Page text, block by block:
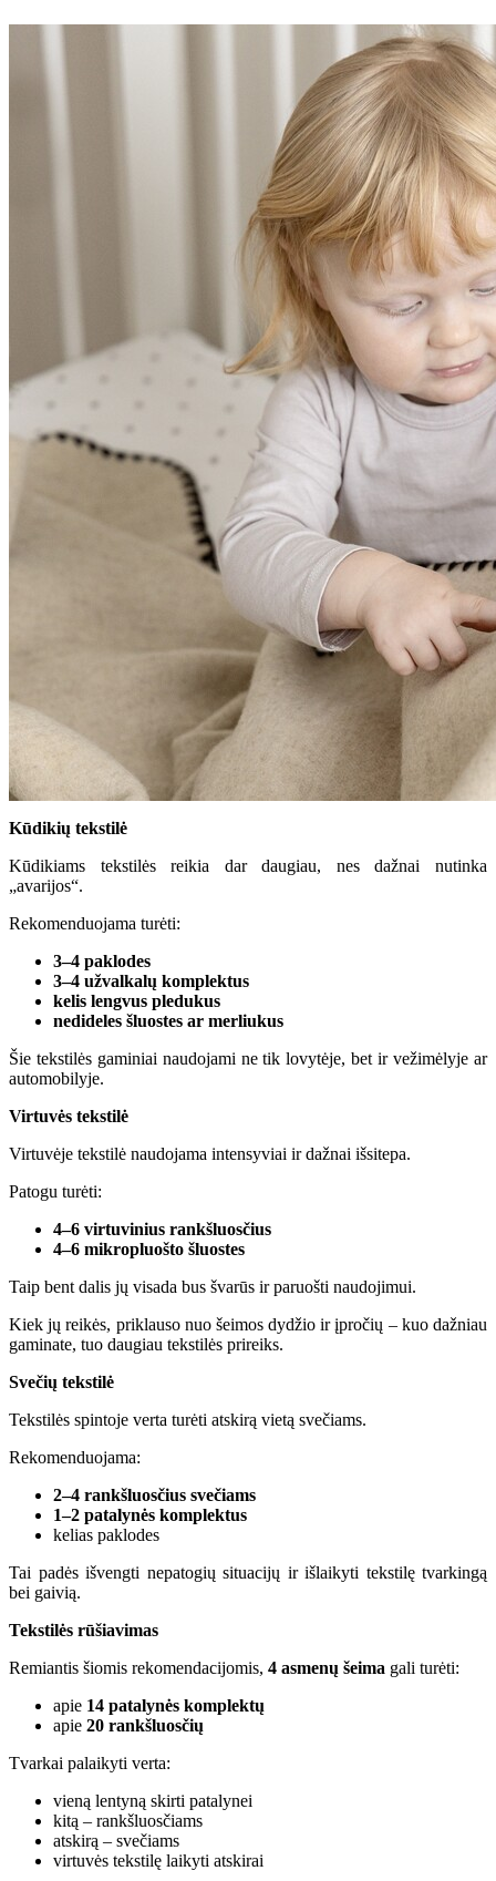
Kūdikių tekstilė
Kūdikiams tekstilės reikia dar daugiau, nes dažnai nutinka
„avarijos“.
Rekomenduojama turėti:
3–4 paklodes
3–4 užvalkalų komplektus
kelis lengvus pledukus
nedideles šluostes ar merliukus
Šie tekstilės gaminiai naudojami ne tik lovytėje, bet ir vežimėlyje ar
automobilyje.
Virtuvės tekstilė
Virtuvėje tekstilė naudojama intensyviai ir dažnai išsitepa.
Patogu turėti:
4–6 virtuvinius rankšluosčius
4–6 mikropluošto šluostes
Taip bent dalis jų visada bus švarūs ir paruošti naudojimui.
Kiek jų reikės, priklauso nuo šeimos dydžio ir įpročių – kuo dažniau
gaminate, tuo daugiau tekstilės prireiks.
Svečių tekstilė
Tekstilės spintoje verta turėti atskirą vietą svečiams.
Rekomenduojama:
2–4 rankšluosčius svečiams
1–2 patalynės komplektus
kelias paklodes
Tai padės išvengti nepatogių situacijų ir išlaikyti tekstilę tvarkingą
bei gaivią.
Tekstilės rūšiavimas
Remiantis šiomis rekomendacijomis, 4 asmenų šeima gali turėti:
apie 14 patalynės komplektų
apie 20 rankšluosčių
Tvarkai palaikyti verta:
vieną lentyną skirti patalynei
kitą – rankšluosčiams
atskirą – svečiams
virtuvės tekstilę laikyti atskirai